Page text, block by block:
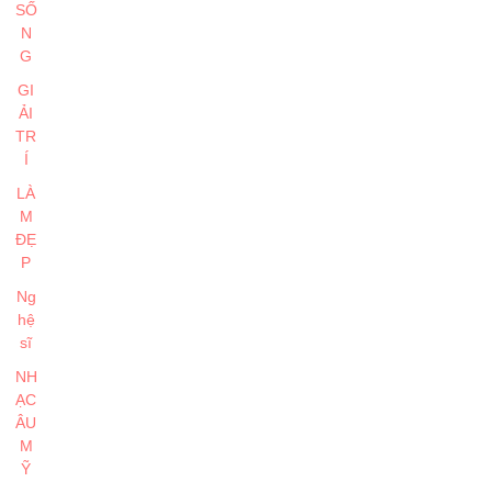
SỐ
N
G
GI
ẢI
TR
Í
LÀ
M
ĐẸ
P
Ng
hệ
sĩ
NH
ẠC
ÂU
M
Ỹ